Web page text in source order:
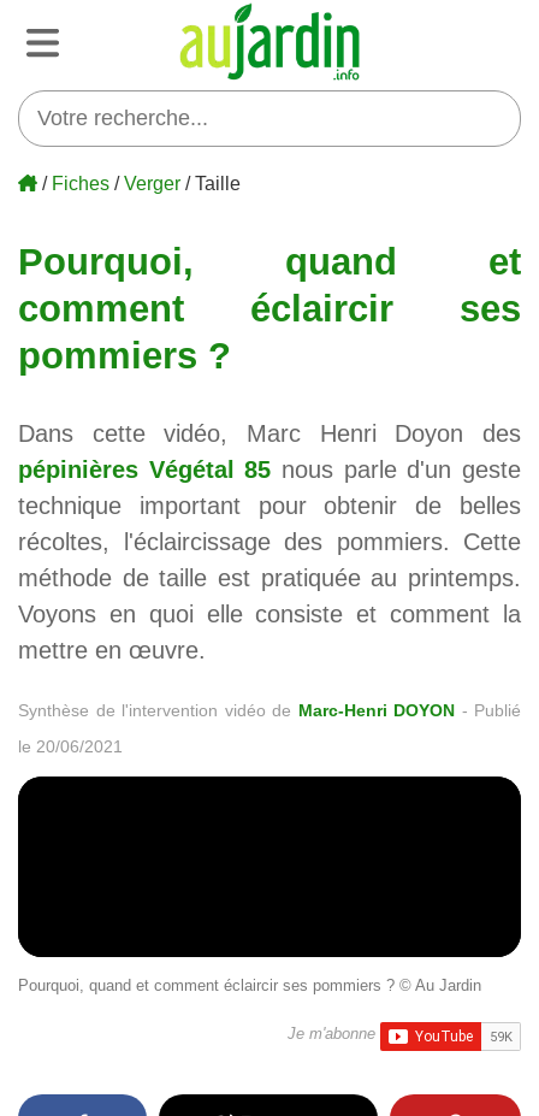
/ Fiches /Verger / Taille
Pourquoi, quand et
comment éclaircir ses
pommiers ?
Dans cette vidéo, Marc Henri Doyon des
pépinières Végétal 85 nous parle d'un geste
technique important pour obtenir de belles
récoltes, l'éclaircissage des pommiers. Cette
méthode de taille est pratiquée au printemps.
Voyons en quoi elle consiste et comment la
mettre en œuvre.
Synthèse de l'intervention vidéo de Marc-Henri DOYON - Publié
le 20/06/2021
Pourquoi, quand et comment éclaircir ses pommiers ? © Au Jardin
Je m'abonne